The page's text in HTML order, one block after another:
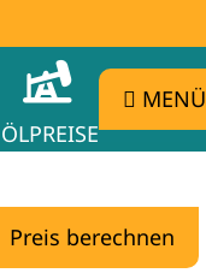
ÖLPREISE
MENÜ